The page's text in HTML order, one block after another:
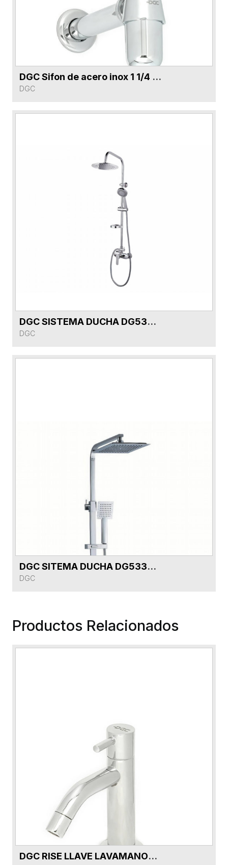
VER FICHA DEL PRODUCTO DGC Sifon de acero inox 1 1/4 X 23cm DG9159-CR Cromo 9238
DGC
VER FICHA DEL PRODUCTODGC SISTEMA DUCHA DG53272-CR 8463-R
DGC
VER FICHA DEL PRODUCTODGC SITEMA DUCHA DG53302-CR
DGC
Productos Relacionados
VER FICHA DEL PRODUCTODGC RISE LLAVE LAVAMANOS AGUA FRIA DG5113AF-CR CROMO VQ231